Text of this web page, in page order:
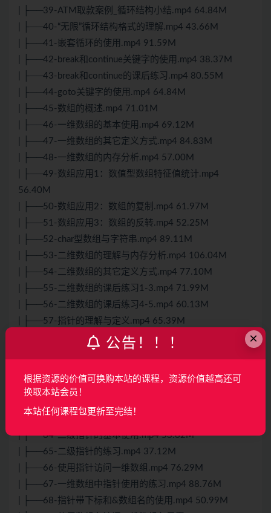
| ├──39-ATM取款案例_循环结构小结.mp4 64.84M
| ├──40-“无限”循环结构格式的理解.mp4 43.66M
| ├──41-嵌套循环的使用.mp4 91.59M
| ├──42-break和continue关键字的使用.mp4 38.37M
| ├──43-break和continue的课后练习.mp4 80.55M
| ├──44-goto关键字的使用.mp4 64.84M
| ├──45-数组的概述.mp4 71.01M
| ├──46-一维数组的基本使用.mp4 69.12M
| ├──47-一维数组的其它定义方式.mp4 84.83M
| ├──48-一维数组的内存分析.mp4 57.00M
| ├──49-数组应用1：数值型数组特征值统计.mp4
56.40M
| ├──50-数组应用2：数组的复制.mp4 61.97M
| ├──51-数组应用3：数组的反转.mp4 52.25M
| ├──52-char型数组与字符串.mp4 89.11M
| ├──53-二维数组的理解与内存分析.mp4 106.04M
| ├──54-二维数组的其它定义方式.mp4 77.10M
| ├──55-二维数组的课后练习1-3.mp4 71.99M
| ├──56-二维数组的课后练习4-5.mp4 60.13M
| ├──57-指针的理解与定义.mp4 65.39M
| ├──58-取址运算符.mp4 42.03M
| ├──61-指针的自增和自减运算.mp4 39.01M
| ├──64-二级指针的基本使用.mp4 53.62M
| ├──65-二级指针的练习.mp4 37.12M
| ├──66-使用指针访问一维数组.mp4 76.29M
| ├──67-一维数组中指针使用的练习.mp4 88.76M
| ├──68-指针带下标和&数组名的使用.mp4 50.99M
×
公告！！！
根据资源的价值可换购本站的课程，资源价值越高还可
换取本站会员！
本站任何课程包更新至完结！